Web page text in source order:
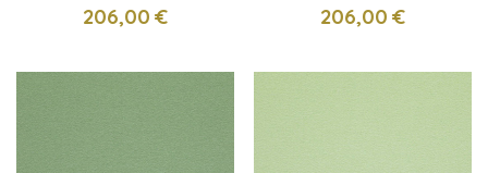
vert épinard
206,00 €
gris fer
206,00 €